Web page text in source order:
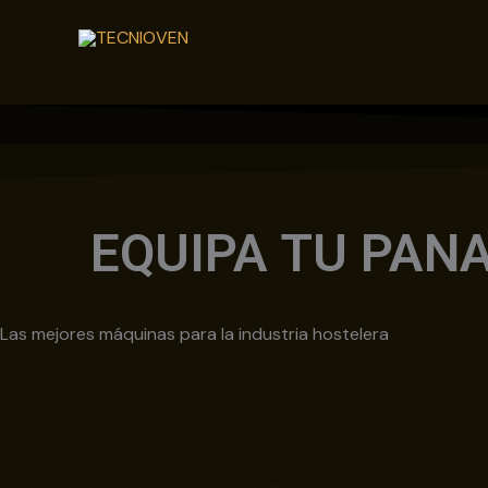
EQUIPA TU
Las mejores máquinas para la industria hostelera